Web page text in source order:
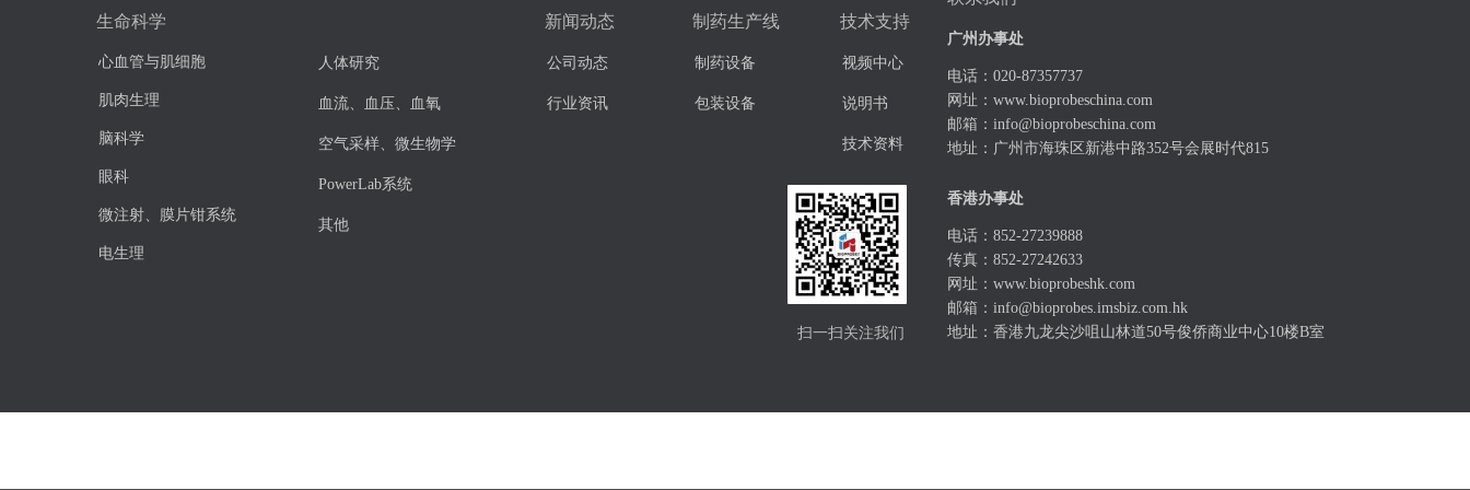
生命科学
心血管与肌细胞
肌肉生理
脑科学
眼科
微注射、膜片钳系统
电生理
人体研究
血流、血压、血氧
空气采样、微生物学
PowerLab系统
其他
制药生产线
制药设备
包装设备
技术支持
视频中心
说明书
技术资料
新闻动态
公司动态
行业资讯
扫一扫关注我们
广州办事处
电话：020-87357737
网址： www.bioprobeschina.com
邮箱： info@bioprobeschina.com
地址：广州市海珠区新港中路352号会展时代815
香港办事处
电话：852-27239888
传真：852-27242633
网址： www.bioprobeshk.com
邮箱： info@bioprobes.imsbiz.com.hk
地址：香港九龙尖沙咀山林道50号俊侨商业中心10楼B室